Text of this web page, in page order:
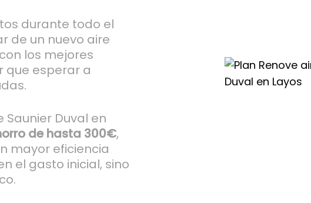
durante todo el
de un nuevo aire
los mejores
que esperar a
Saunier Duval en
de hasta 300€,
mayor eficiencia
el gasto inicial, sino